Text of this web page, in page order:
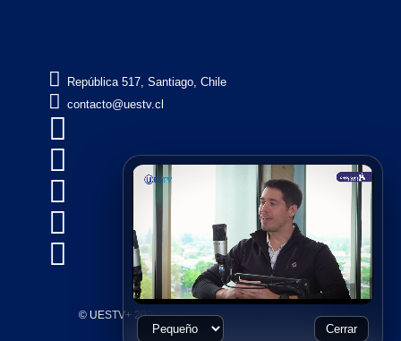
Cerrar
 República 517, Santiago, Chile
 contacto@uestv.cl





© UESTV+ 2026, Todos los Derechos Reservados